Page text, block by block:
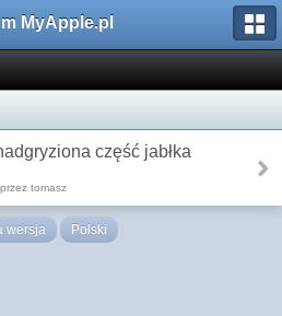
MyApple.pl
część jabłka
przez tomasz
wersja Polski